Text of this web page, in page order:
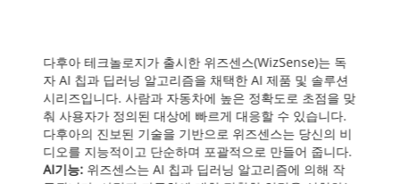
다후아 테크놀로지가 출시한 위즈센스(WizSense)는 독
자 AI 칩과 딥러닝 알고리즘을 채택한 AI 제품 및 솔루션
시리즈입니다. 사람과 자동차에 높은 정확도로 초점을 맞
춰 사용자가 정의된 대상에 빠르게 대응할 수 있습니다.
다후아의 진보된 기술을 기반으로 위즈센스는 당신의 비
디오를 지능적이고 단순하며 포괄적으로 만들어 줍니다.
AI기능: 위즈센스는 AI 칩과 딥러닝 알고리즘에 의해 작